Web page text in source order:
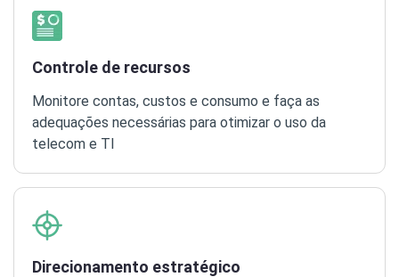
Controle de recursos
Monitore contas, custos e consumo e faça as
adequações necessárias para otimizar o uso da
telecom e TI
Direcionamento estratégico